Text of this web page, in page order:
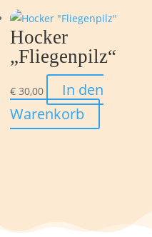
Hocker
„Fliegenpilz“
€ 30,00
In den
Warenkorb